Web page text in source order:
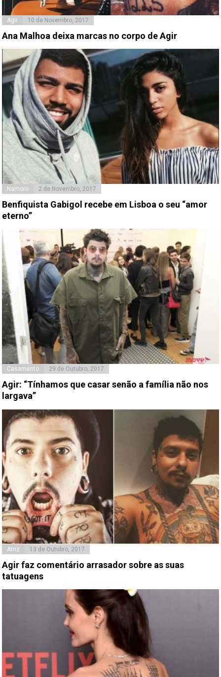
Agir 10 de Novembro, 2017
Ana Malhoa deixa marcas no corpo de Agir
Namoro 2 de Novembro, 2017
Benfiquista Gabigol recebe em Lisboa o seu “amor
eterno”
Casamento 29 de Outubro, 2017
Agir: “Tínhamos que casar senão a família não nos
largava”
Atriz 13 de Outubro, 2017
Agir faz comentário arrasador sobre as suas
tatuagens